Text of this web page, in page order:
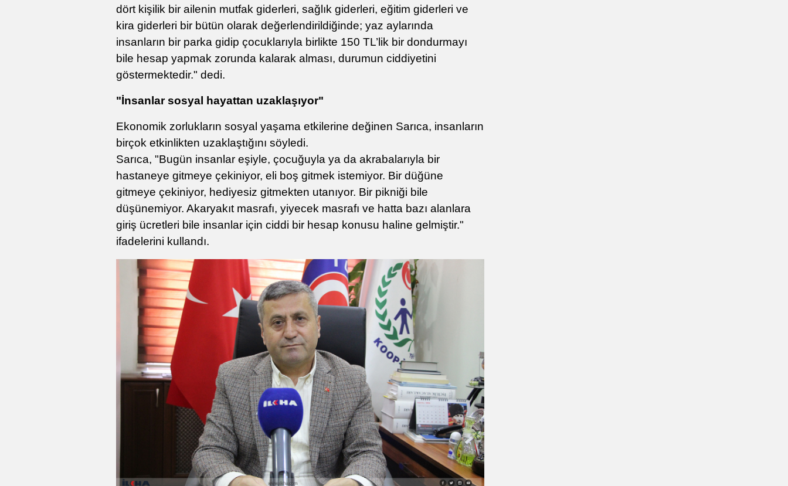
dört kişilik bir ailenin mutfak giderleri, sağlık giderleri, eğitim giderleri ve
kira giderleri bir bütün olarak değerlendirildiğinde; yaz aylarında
insanların bir parka gidip çocuklarıyla birlikte 150 TL’lik bir dondurmayı
bile hesap yapmak zorunda kalarak alması, durumun ciddiyetini
göstermektedir." dedi.
"İnsanlar sosyal hayattan uzaklaşıyor"
Ekonomik zorlukların sosyal yaşama etkilerine değinen Sarıca, insanların
birçok etkinlikten uzaklaştığını söyledi.
Sarıca, "Bugün insanlar eşiyle, çocuğuyla ya da akrabalarıyla bir
hastaneye gitmeye çekiniyor, eli boş gitmek istemiyor. Bir düğüne
gitmeye çekiniyor, hediyesiz gitmekten utanıyor. Bir pikniği bile
düşünemiyor. Akaryakıt masrafı, yiyecek masrafı ve hatta bazı alanlara
giriş ücretleri bile insanlar için ciddi bir hesap konusu haline gelmiştir."
ifadelerini kullandı.